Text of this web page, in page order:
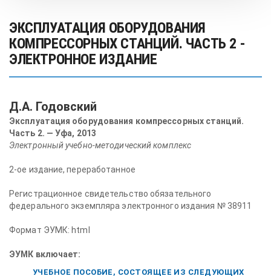
ЭКСПЛУАТАЦИЯ ОБОРУДОВАНИЯ
КОМПРЕССОРНЫХ СТАНЦИЙ. ЧАСТЬ 2 -
ЭЛЕКТРОННОЕ ИЗДАНИЕ
Д.А. Годовский
Эксплуатация оборудования компрессорных станций.
Часть 2. — Уфа, 2013
Электронный учебно-методический комплекс
2-ое издание, переработанное
Регистрационное свидетельство обязательного
федерального экземпляра электронного издания № 38911
Формат ЭУМК: html
ЭУМК включает:
УЧЕБНОЕ ПОСОБИЕ, СОСТОЯЩЕЕ ИЗ СЛЕДУЮЩИХ